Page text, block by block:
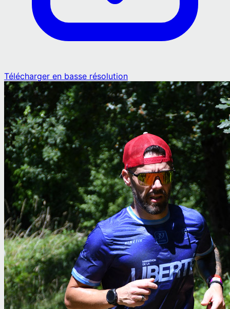
Télécharger en basse résolution